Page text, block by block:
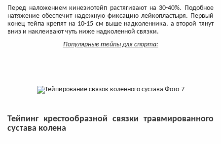
Перед наложением кинезиотейп растягивают на 30-40%. Подобное
натяжение обеспечит надежную фиксацию лейкопластыря. Первый
конец тейпа крепят на 10-15 см выше надколенника, а второй тянут
вниз и наклеивают чуть ниже надколенной связки.
Популярные тейпы для спорта:
Тейпинг крестообразной связки травмированного
сустава колена